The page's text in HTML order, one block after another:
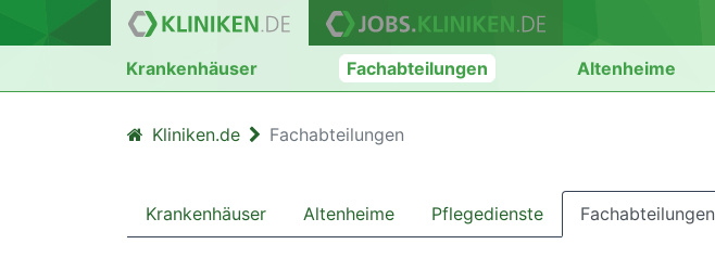
Krankenhäuser Fachabteilungen Altenheime
Kliniken.de Fachabteilungen
Krankenhäuser Altenheime Pflegedienste Fachabteilungen